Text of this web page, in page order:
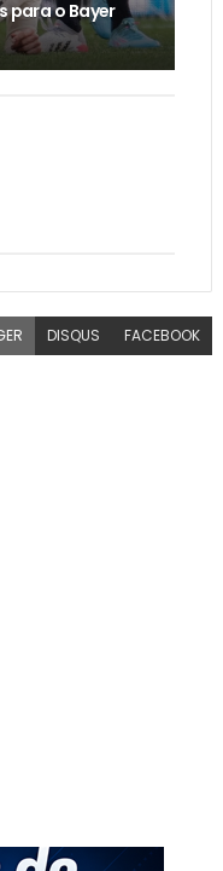
para o Bayer
DISQUS FACEBOOK